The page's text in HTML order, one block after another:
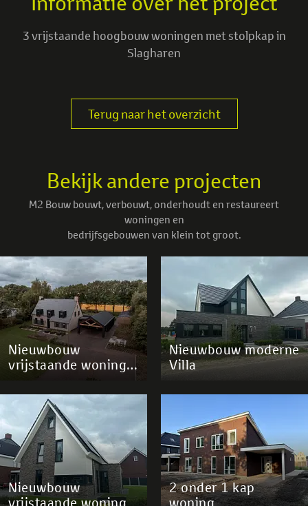
3 vrijstaande hoogbouw woningen met stolpkap in
Slagharen
Terug naar het overzicht
Bekijk andere projecten
M2 Bouw bouwt, verbouwt, onderhoudt en restaureert
woningen en
bedrijfsgebouwen van klein tot groot.
Nieuwbouw
vrijstaande woning
Dedemsvaart
Nieuwbouw moderne
Villa
Nieuwbouw
vrijstaande woning
2 onder 1 kap
woning